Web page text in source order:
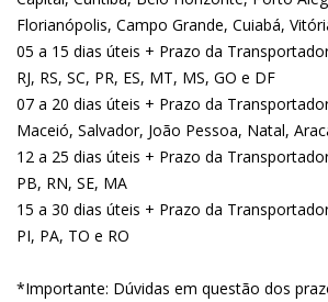
Florianópolis, Campo Grande, Cuiabá,
05 a 15 dias úteis + Prazo da
RJ, RS, SC, PR, ES, MT, MS, GO e DF
07 a 20 dias úteis + Prazo da
Maceió, Salvador, João Pessoa, Natal,
12 a 25 dias úteis + Prazo da
PB, RN, SE, MA
15 a 30 dias úteis + Prazo da
PI, PA, TO e RO
*Importante: Dúvidas em questão dos